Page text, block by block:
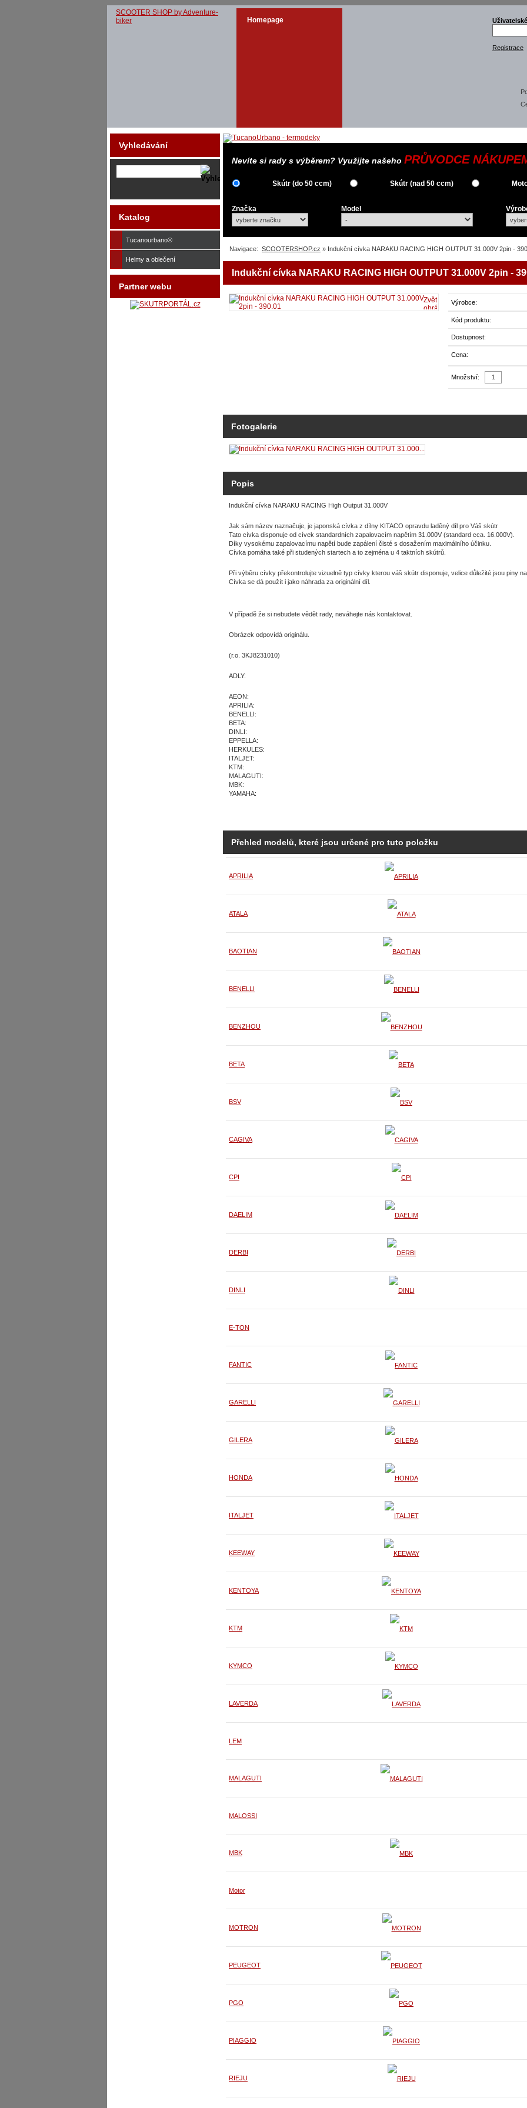
SCOOTER SHOP by Adventure-
biker
Homepage
Registrace
Nevíte si rady s výběrem? Využijte našeho PRŮVODCE
Skútr (do 50 ccm) Skútr (nad 50 ccm)
Značka Model
Navigace: SCOOTERSHOP.cz » Indukční cívka NARAKU RACING HIGH OUTPUT 31.000V 2pin -
Indukční cívka NARAKU RACING HIGH OUTPUT 31.000V 2pin -
Výrobce:
Kód produktu:
Dostupnost:
Cena:
Množství:
Zvětšit
obrázek
Fotogalerie
Popis
Indukční cívka NARAKU RACING High Output 31.000V
Jak sám název naznačuje, je japonská cívka z dílny KITACO opravdu laděný díl pro Váš skútr
Tato cívka disponuje od cívek standardních zapalovacím napětím 31.000V (standard cca. 16.000V).
Díky vysokému zapalovacímu napětí bude zapálení čisté s dosažením maximálního účinku.
Cívka pomáha také při studených startech a to zejména u 4 taktních skútrů.
Při výběru cívky překontrolujte vizuelně typ cívky kterou váš skútr disponuje, velice důležité jsou piny
Cívka se dá použít i jako náhrada za originální díl.
V případě že si nebudete vědět rady, neváhejte nás kontaktovat.
Obrázek odpovídá originálu.
(r.o. 3KJ8231010)
ADLY:
AEON:
APRILIA:
BENELLI:
BETA:
DINLI:
EPPELLA:
HERKULES:
ITALJET:
KTM:
MALAGUTI:
MBK:
YAMAHA:
Přehled modelů, které jsou určené pro tuto položku
APRILIA
ATALA
BAOTIAN
BENELLI
BENZHOU
BETA
BSV
CAGIVA
CPI
DAELIM
DERBI
DINLI
E-TON
FANTIC
GARELLI
GILERA
HONDA
ITALJET
KEEWAY
KENTOYA
KTM
KYMCO
LAVERDA
LEM
MALAGUTI
MALOSSI
MBK
Motor
MOTRON
PEUGEOT
PGO
PIAGGIO
RIEJU
Vyhledávání
Katalog
Tucanourbano®
Helmy a oblečení
Partner webu